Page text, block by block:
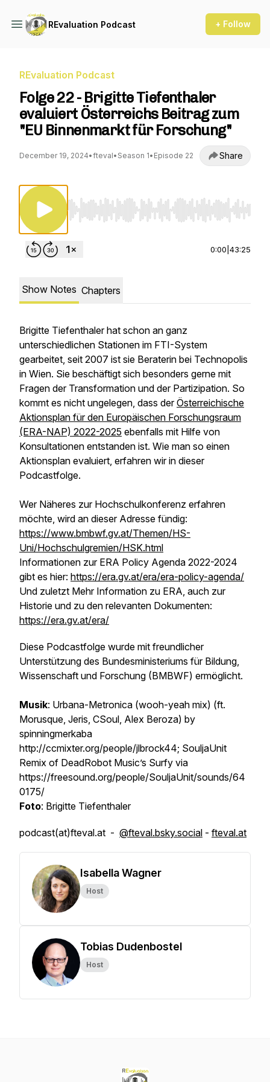
REvaluation Podcast + Follow
REvaluation Podcast
Folge 22 - Brigitte Tiefenthaler
evaluiert Österreichs Beitrag zum
"EU Binnenmarkt für Forschung"
December 19, 2024•fteval• Season 1• Episode 22 Share
Use Left/Right to seek, Home/End to jump
0:00 43:25
Show Notes Chapters
Brigitte Tiefenthaler hat schon an ganz
unterschiedlichen Stationen im FTI-System
gearbeitet, seit 2007 ist sie Beraterin bei Technopolis
in Wien. Sie beschäftigt sich besonders gerne mit
Fragen der Transformation und der Partizipation. So
kommt es nicht ungelegen, dass derÖsterreichische
Aktionsplan für den Europäischen Forschungsraum
(ERA-NAP) 2022-2025 ebenfalls mit Hilfe von
Konsultationen entstanden ist. Wie man so einen
Aktionsplan evaluiert, erfahren wir in dieser
Podcastfolge.
Wer Näheres zur Hochschulkonferenz erfahren
möchte, wird an dieser Adresse fündig:
https://www.bmbwf.gv.at/Themen/HS-
Uni/Hochschulgremien/HSK.html
Informationen zur ERA Policy Agenda 2022-2024
gibt es hier: https://era.gv.at/era/era-policy-agenda/
Und zuletzt Mehr Information zu ERA, auch zur
Historie und zu den relevanten Dokumenten:
https://era.gv.at/era/
Diese Podcastfolge wurde mit freundlicher
Unterstützung des Bundesministeriums für Bildung,
Wissenschaft und Forschung (BMBWF) ermöglicht.
Musik: Urbana-Metronica (wooh-yeah mix) (ft.
Morusque, Jeris, CSoul, Alex Beroza) by
spinningmerkaba
http://ccmixter.org/people/jlbrock44; SouljaUnit
Remix of DeadRobot Music’s Surfy via
https://freesound.org/people/SouljaUnit/sounds/64
0175/
Foto: Brigitte Tiefenthaler
podcast(at)fteval.at - @fteval.bsky.social - fteval.at
Isabella Wagner
Host
Tobias Dudenbostel
Host